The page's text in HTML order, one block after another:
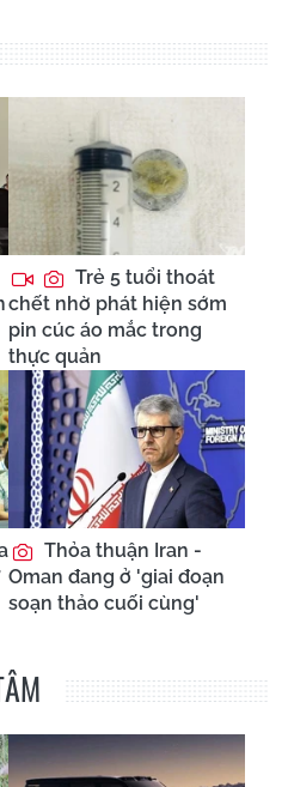
Trẻ 5 tuổi thoát
chết nhờ phát hiện sớm
pin cúc áo mắc trong
thực quản
Thỏa thuận Iran -
Oman đang ở 'giai đoạn
soạn thảo cuối cùng'